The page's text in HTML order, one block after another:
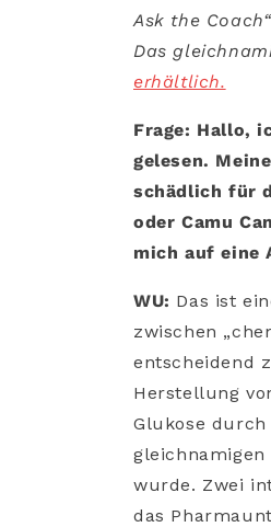
Ask the
Das
erhältlich.
Frage: Hallo,
gelesen.
schädlich für
oder Camu
mich auf eine
WU: Das ist
zwischen
entscheidend
Herstellung
Glukose durch
gleichnamigen
wurde. Zwei
das